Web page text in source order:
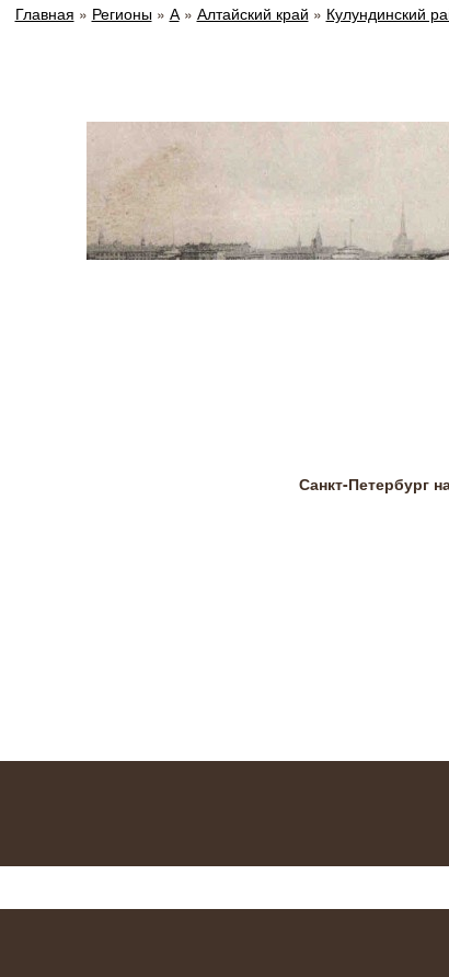
Главная » Регионы» А» Алтайский край » Кулундинский
Санкт-Петербург